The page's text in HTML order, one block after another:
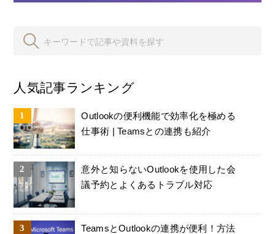
人気記事ランキング
Outlookの便利機能で効率化を極める
仕事術 | Teamsとの連携も紹介
意外と知らないOutlookを使用した会
議予約とよくあるトラブル対応
TeamsとOutlookの連携が便利！方法